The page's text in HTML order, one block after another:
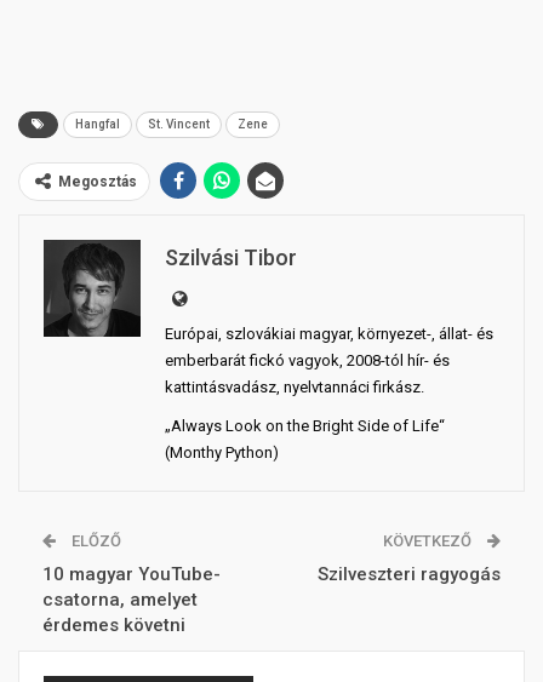
Hangfal St. Vincent Zene
Megosztás
Szilvási Tibor
Európai, szlovákiai magyar, környezet-, állat- és
emberbarát fickó vagyok, 2008-tól hír- és
kattintásvadász, nyelvtannáci firkász.
„Always Look on the Bright Side of Life“
(Monthy Python)
ELŐZŐ
10 magyar YouTube-
csatorna, amelyet
érdemes követni
KÖVETKEZŐ
Szilveszteri ragyogás